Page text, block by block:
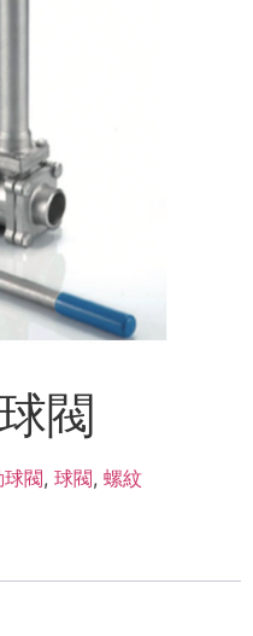
閥
閥, 球閥, 螺紋